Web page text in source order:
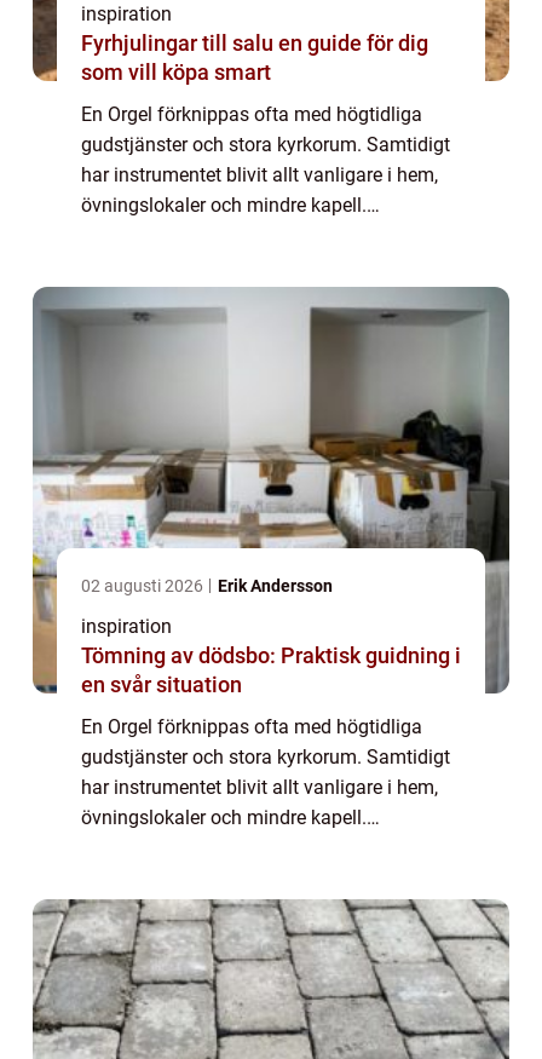
inspiration
Fyrhjulingar till salu en guide för dig
som vill köpa smart
En Orgel förknippas ofta med högtidliga
gudstjänster och stora kyrkorum. Samtidigt
har instrumentet blivit allt vanligare i hem,
övningslokaler och mindre kapell.
02 augusti 2026 Erik Andersson
inspiration
Tömning av dödsbo: Praktisk guidning i
en svår situation
En Orgel förknippas ofta med högtidliga
gudstjänster och stora kyrkorum. Samtidigt
har instrumentet blivit allt vanligare i hem,
övningslokaler och mindre kapell.
utan att ...